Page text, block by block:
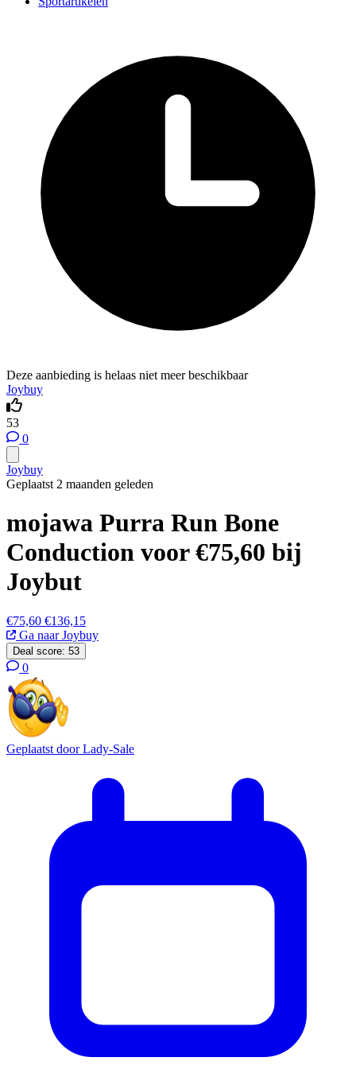
Deze aanbieding is helaas niet meer beschikbaar
Joybuy
53
0
Joybuy
Geplaatst 2 maanden geleden
mojawa Purra Run Bone
Conduction voor €75,60 bij
Joybut
€75,60 €136,15
Ga naar Joybuy
Deal score: 53
0
Geplaatst doorLady-Sale